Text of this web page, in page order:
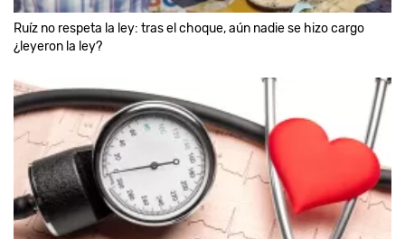
Ruíz no respeta la ley: tras el choque, aún nadie se hizo cargo
¿leyeron la ley?